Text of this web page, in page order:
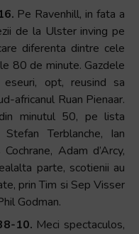
Pe Ravenhill, in fata a
de la Ulster inving pe
diferenta dintre cele
80 de minute. Gazdele
opt, reusind sa
africanul Ruan Pienaar.
minutul 50, pe lista
Terblanche, Ian
Adam d’Arcy,
parte, scotienii au
prin Tim si Sep Visser
Godman.
10. Meci spectaculos,